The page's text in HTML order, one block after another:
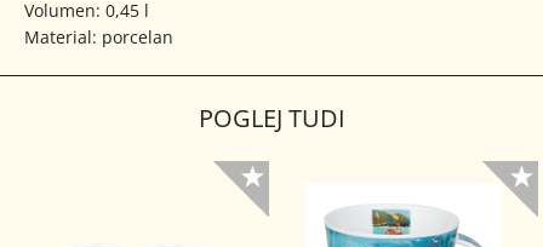
Volumen: 0,45 l
Material: porcelan
POGLEJ TUDI